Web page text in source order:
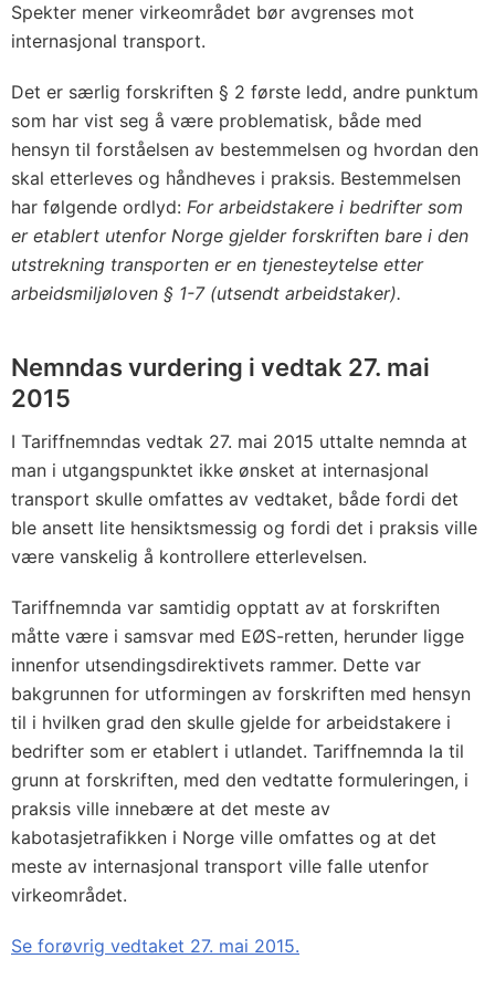
Spekter mener virkeområdet bør avgrenses mot
internasjonal transport.
Det er særlig forskriften § 2 første ledd, andre punktum
som har vist seg å være problematisk, både med
hensyn til forståelsen av bestemmelsen og hvordan den
skal etterleves og håndheves i praksis. Bestemmelsen
har følgende ordlyd: For arbeidstakere i bedrifter som
er etablert utenfor Norge gjelder forskriften bare i den
utstrekning transporten er en tjenesteytelse etter
arbeidsmiljøloven § 1-7 (utsendt arbeidstaker).
Nemndas vurdering i vedtak 27. mai
2015
I Tariffnemndas vedtak 27. mai 2015 uttalte nemnda at
man i utgangspunktet ikke ønsket at internasjonal
transport skulle omfattes av vedtaket, både fordi det
ble ansett lite hensiktsmessig og fordi det i praksis ville
være vanskelig å kontrollere etterlevelsen.
Tariffnemnda var samtidig opptatt av at forskriften
måtte være i samsvar med EØS-retten, herunder ligge
innenfor utsendingsdirektivets rammer. Dette var
bakgrunnen for utformingen av forskriften med hensyn
til i hvilken grad den skulle gjelde for arbeidstakere i
bedrifter som er etablert i utlandet. Tariffnemnda la til
grunn at forskriften, med den vedtatte formuleringen, i
praksis ville innebære at det meste av
kabotasjetrafikken i Norge ville omfattes og at det
meste av internasjonal transport ville falle utenfor
virkeområdet.
Se forøvrig vedtaket 27. mai 2015.